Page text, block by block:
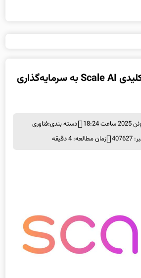
واکنش مشتریان کلیدی Scale AI به سرمایه‌گذاری
دسته بندی:فناوری
زمان مطالعه: 4 دقیقه